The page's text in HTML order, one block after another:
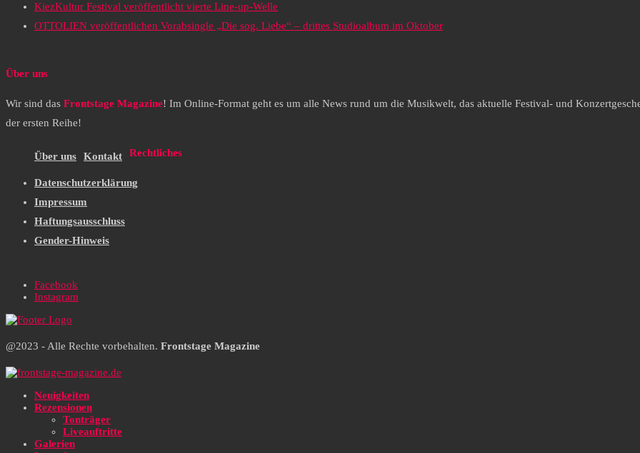
KiezKultur Festival veröffentlicht vierte Line-up-Welle
OTTOLIEN veröffentlichen Vorabsingle „Die sog. Liebe“ – drittes Studioalbum im Oktober
Über uns
Wir sind das Frontstage Magazine! Im Online-Format geht es um alle News rund um die Musikwelt, das aktuelle Festival- und
der ersten Reihe!
Über uns Kontakt Rechtliches
Datenschutzerklärung
Impressum
Haftungsausschluss
Gender-Hinweis
Facebook
Instagram
@2023 - Alle Rechte vorbehalten. Frontstage Magazine
Neuigkeiten
Rezensionen
Tonträger
Liveauftritte
Galerien